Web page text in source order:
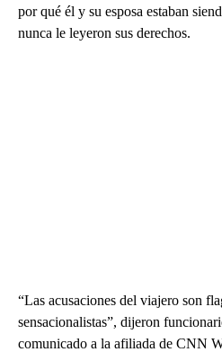
por qué él y su esposa estaban
nunca le leyeron sus derechos.
“Las acusaciones del viajero son
sensacionalistas”, dijeron
comunicado a la afiliada de CNN